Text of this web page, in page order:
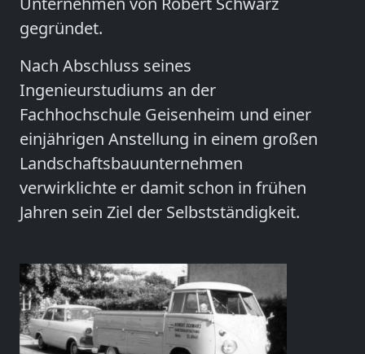
gegründet.
Nach Abschluss seines
Ingenieurstudiums an der
Fachhochschule Geisenheim und einer
einjährigen Anstellung in einem großen
Landschaftsbauunternehmen
verwirklichte er damit schon in frühen
Jahren sein Ziel der Selbstständigkeit.